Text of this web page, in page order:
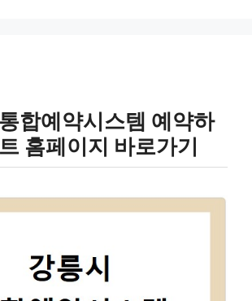
합예약시스템 예약하
홈페이지 바로가기